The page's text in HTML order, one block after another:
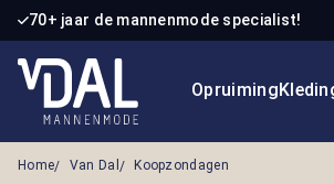
de hoofdinhoud
Ga naar de zoekopdracht
Ga naar de hoofdnavigatie
70+ jaar de mannenmode specialist!
Opruiming
Home Van Dal Koopzondagen